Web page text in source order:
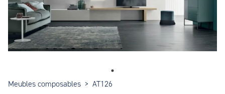
Meubles composables > AT126